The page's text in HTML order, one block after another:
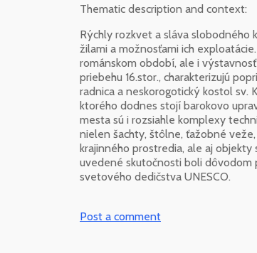
Thematic description and context:
Rýchly rozkvet a sláva slobodného
žilami a možnosťami ich
románskom období, ale i
priebehu 16.stor., charakterizujú
radnica a neskorogotický kostol
ktorého dodnes stojí barokovo
mesta sú i rozsiahle komplexy
nielen šachty, štôlne, ťažobné
krajinného prostredia, ale aj objekty
uvedené skutočnosti boli dôvodom
svetového dedičstva UNESCO.
Post a comment